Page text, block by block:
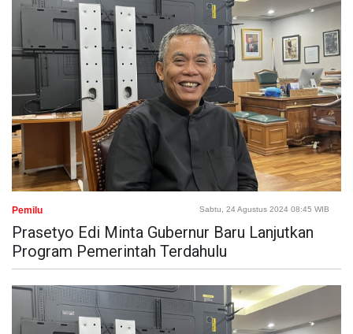
Pemilu Sabtu, 24 Agustus 2024 08:45 WIB
Prasetyo Edi Minta Gubernur Baru Lanjutkan
Program Pemerintah Terdahulu